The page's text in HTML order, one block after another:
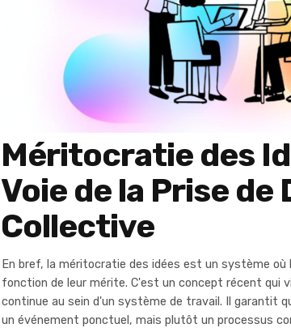
Méritocratie des
Voie de la Prise de
Collective
En bref, la méritocratie des idées est un système où
fonction de leur mérite. C'est un concept récent qui
continue au sein d'un système de travail. Il garantit
un événement ponctuel, mais plutôt un processus